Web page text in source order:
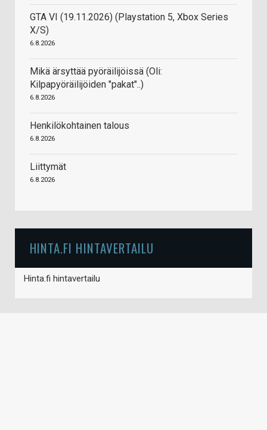
GTA VI (19.11.2026) (Playstation 5, Xbox Series
X/S)
6.8.2026
Mikä ärsyttää pyöräilijöissä (Oli:
Kilpapyöräilijöiden "pakat"..)
6.8.2026
Henkilökohtainen talous
6.8.2026
Liittymät
6.8.2026
HINTA.FI HINTAVERTAILU
Hinta.fi hintavertailu